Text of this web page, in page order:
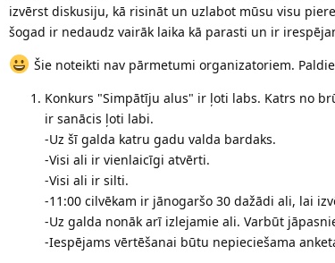
izvērst diskusiju, kā risināt un uzlabot mūsu visu
šogad ir nedaudz vairāk laika kā parasti un ir
Šie noteikti nav pārmetumi organizatoriem.
Konkurs "Simpātīju alus" ir ļoti labs. Katrs no
ir sanācis ļoti labi.
-Uz šī galda katru gadu valda bardaks.
-Visi ali ir vienlaicīgi atvērti.
-Visi ali ir silti.
-11:00 cilvēkam ir jānogaršo 30 dažādi ali, lai
-Uz galda nonāk arī izlejamie ali. Varbūt
-Iespējams vērtēšanai būtu nepieciešama